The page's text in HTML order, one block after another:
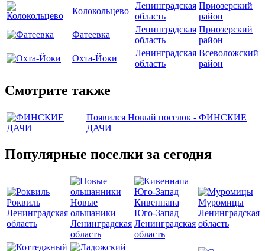
Колокольцево
Ленинградская
область
Приозерский
район
Фатеевка
Ленинградская
область
Приозерский
район
Охта-Йоки
Ленинградская
область
Всеволожский
район
Смотрите также
Появился Новый поселок - ФИНСКИЕ
ДАЧИ
Популярные поселки за сегодня
Роквиль
Ленинградская
область
Новые
ольшаники
Ленинградская
область
Кивеннапа
Юго-Запад
Ленинградская
область
Муромицы
Ленинградская
область